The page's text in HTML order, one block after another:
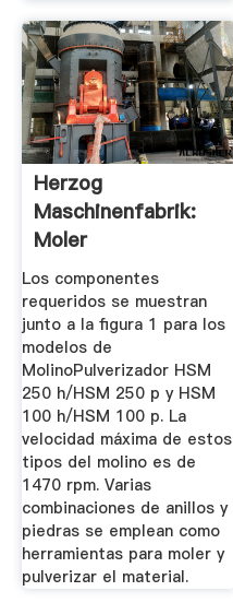
Herzog
Maschinenfabrik:
Moler
Los componentes
requeridos se muestran
junto a la figura 1 para los
modelos de
MolinoPulverizador HSM
250 h/HSM 250 p y HSM
100 h/HSM 100 p. La
velocidad máxima de estos
tipos del molino es de
1470 rpm. Varias
combinaciones de anillos y
piedras se emplean como
herramientas para moler y
pulverizar el material.